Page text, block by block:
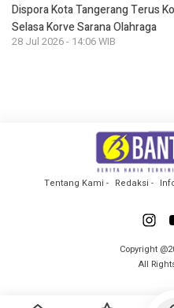
Dispora Kota Tangerang Terus
Selasa Korve Sarana Olahraga
28 Jul 2026 - 14:06 WIB
Tentang Kami Redaksi
Copyright
All